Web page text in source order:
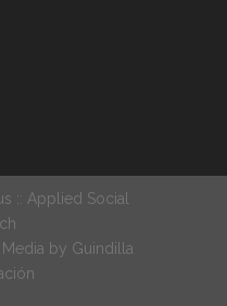
:: Applied Social
by Guindilla